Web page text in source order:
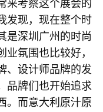
来考察这个展会的
发现，现在整个时
是深圳广州的时尚
氛围也比较好，
、设计师品牌的发
品牌们也开始追求
。而意大利原汁原